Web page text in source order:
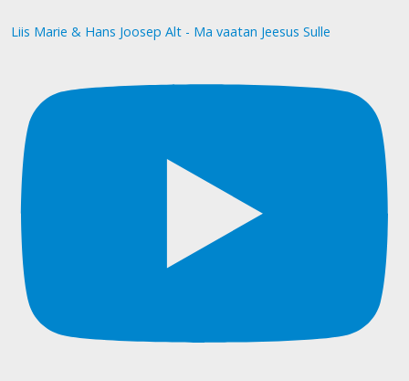
Liis Marie & Hans Joosep Alt - Ma vaatan Jeesus Sulle